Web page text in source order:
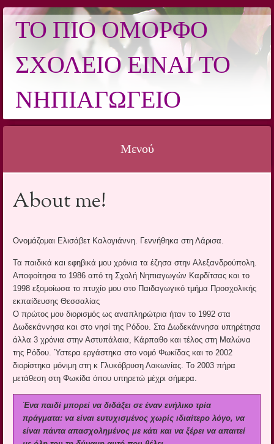
ΤΟ ΠΙΟ ΌΜΟΡΦΟ
ΣΧΟΛΕΊΟ ΕΊΝΑΙ ΤΟ
ΝΗΠΙΑΓΩΓΕΊΟ
Μενού
About me!
Ονομάζομαι Ελισάβετ Καλογιάννη. Γεννήθηκα στη Λάρισα.
Τα παιδικά και εφηβικά μου χρόνια τα έζησα στην Αλεξανδρούπολη.
Αποφοίτησα το 1986 από τη Σχολή Νηπιαγωγών Καρδίτσας και το
1998 εξομοίωσα το πτυχίο μου στο Παιδαγωγικό τμήμα Προσχολικής
εκπαίδευσης Θεσσαλίας
Ο πρώτος μου διορισμός ως αναπληρώτρια ήταν το 1992 στα
Δωδεκάννησα και στο νησί της Ρόδου. Στα Δωδεκάννησα υπηρέτησα
άλλα 3 χρόνια στην Αστυπάλαια, Κάρπαθο και τέλος στη Μαλώνα
της Ρόδου. Ύστερα εργάστηκα στο νομό Φωκίδας και το 2002
διορίστηκα μόνιμη στη κ Γλυκόβρυση Λακωνίας. Το 2003 πήρα
μετάθεση στη Φωκίδα όπου υπηρετώ μέχρι σήμερα.
Ένα παιδί μπορεί να διδάξει σε έναν ενήλικο τρία
πράγματα: να είναι ευτυχισμένος χωρίς ιδιαίτερο λόγο, να
είναι πάντα απασχολημένος με κάτι και να ξέρει να απαιτεί